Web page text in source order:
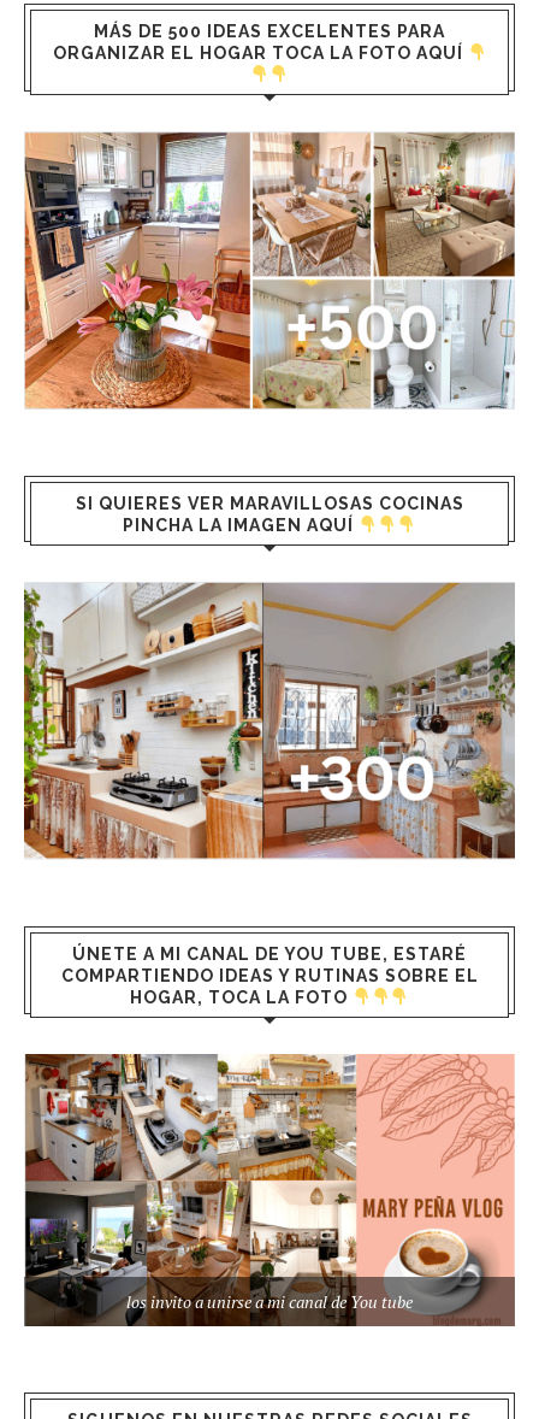
MÁS DE 500 IDEAS EXCELENTES PARA
ORGANIZAR EL HOGAR TOCA LA FOTO AQUÍ
SI QUIERES VER MARAVILLOSAS COCINAS
PINCHA LA IMAGEN AQUÍ
ÚNETE A MI CANAL DE YOU TUBE, ESTARÉ
COMPARTIENDO IDEAS Y RUTINAS SOBRE EL
HOGAR, TOCA LA FOTO
los invito a unirse a mi canal de You tube